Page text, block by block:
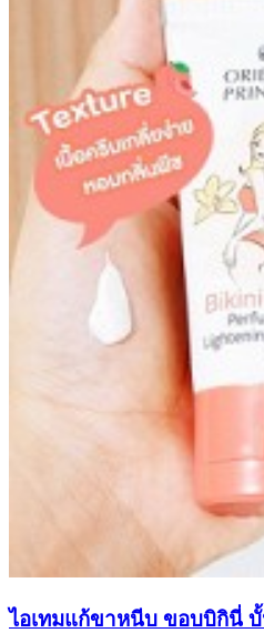
ไอเทมแก้ขาหนีบ ขอบบิกินี่